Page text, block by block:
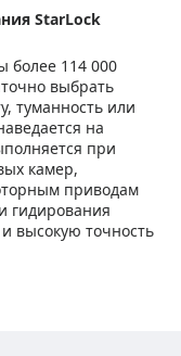
StarLock
более 114 000
выбрать
туманность или
на
при
камер,
приводам
гидирования
высокую точность